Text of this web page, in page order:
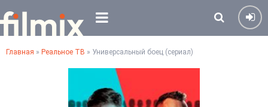
Главная » Реальное ТВ » Универсальный боец (сериал)